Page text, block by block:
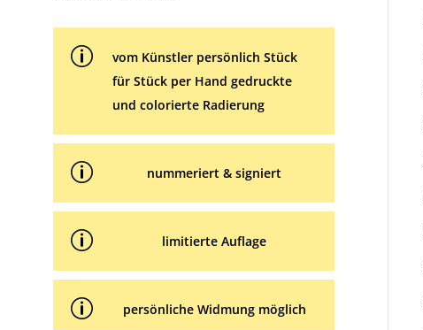
e
p
vom Künstler persönlich Stück
für Stück per Hand gedruckte
und colorierte Radierung
p nummeriert & signiert
p limitierte Auflage
p persönliche Widmung möglich